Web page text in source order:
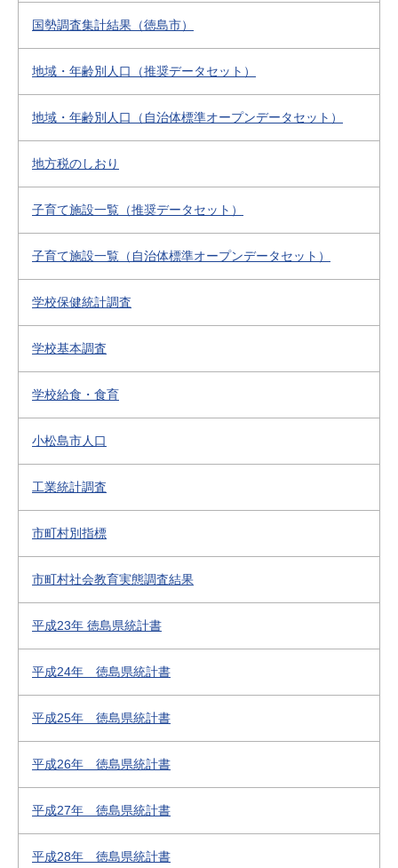
国勢調査集計結果（徳島市）
地域・年齢別人口（推奨データセット）
地域・年齢別人口（自治体標準オープンデータセット）
地方税のしおり
子育て施設一覧（推奨データセット）
子育て施設一覧（自治体標準オープンデータセット）
学校保健統計調査
学校基本調査
学校給食・食育
小松島市人口
工業統計調査
市町村別指標
市町村社会教育実態調査結果
平成23年 徳島県統計書
平成24年 徳島県統計書
平成25年 徳島県統計書
平成26年 徳島県統計書
平成27年 徳島県統計書
平成28年 徳島県統計書